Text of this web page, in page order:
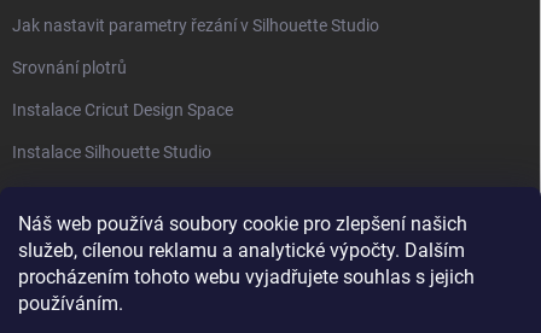
Náš web používá soubory cookie pro zlepšení našich
služeb, cílenou reklamu a analytické výpočty. Dalším
procházením tohoto webu vyjadřujete souhlas s jejich
používáním.
Jak nastavit parametry řezání v Silhouette Studio
Srovnání plotrů
Instalace Cricut Design Space
Instalace Silhouette Studio
PŘIJÍMÁME ONLINE PLATBY